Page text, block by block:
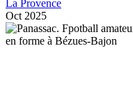
La Provence
Oct 2025